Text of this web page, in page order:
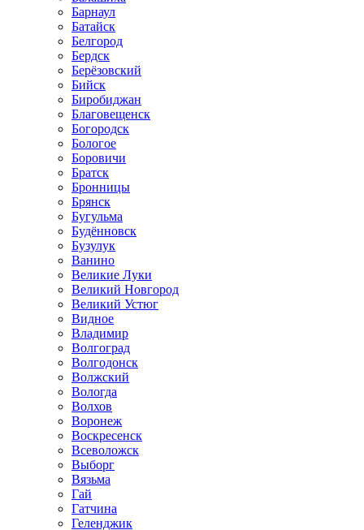
Барнаул
Батайск
Белгород
Бердск
Берёзовский
Бийск
Биробиджан
Благовещенск
Богородск
Бологое
Боровичи
Братск
Бронницы
Брянск
Бугульма
Будённовск
Бузулук
Ванино
Великие Луки
Великий Новгород
Великий Устюг
Видное
Владимир
Волгоград
Волгодонск
Волжский
Вологда
Волхов
Воронеж
Воскресенск
Всеволожск
Выборг
Вязьма
Гай
Гатчина
Геленджик